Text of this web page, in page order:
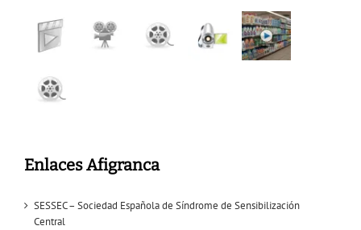
Enlaces Afigranca
SESSEC – Sociedad Española de Síndrome de Sensibilización
Central